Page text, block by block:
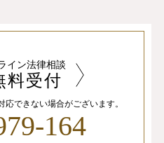
イン法律相談
料受付
応できない場合がございます。
164